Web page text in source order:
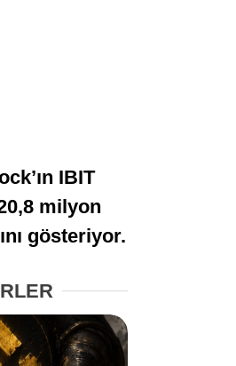
Stablecoin Haberleri
Facebook
IBIT
milyon
gösteriyor.